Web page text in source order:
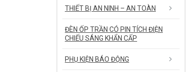
THIẾT BỊ AN NINH – AN TOÀN
ĐÈN ỐP TRẦN CÓ PIN TÍCH ĐIỆN
CHIẾU SÁNG KHẨN CẤP
PHỤ KIỆN BÁO ĐỘNG